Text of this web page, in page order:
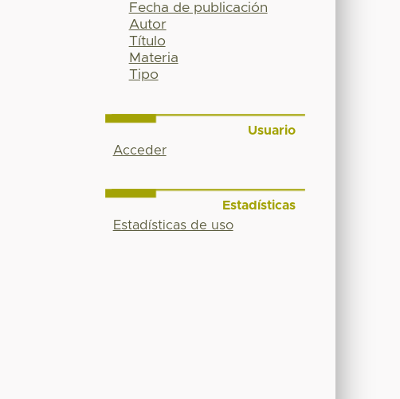
Fecha de publicación
Autor
Título
Materia
Tipo
Usuario
Acceder
Estadísticas
Estadísticas de uso